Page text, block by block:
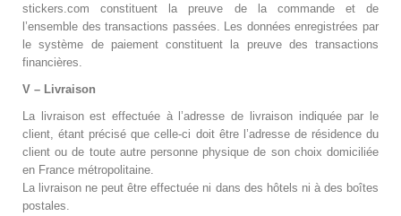
stickers.com constituent la preuve de la commande et de
l’ensemble des transactions passées. Les données enregistrées par
le système de paiement constituent la preuve des transactions
financières.
V – Livraison
La livraison est effectuée à l’adresse de livraison indiquée par le
client, étant précisé que celle-ci doit être l’adresse de résidence du
client ou de toute autre personne physique de son choix domiciliée
en France métropolitaine.
La livraison ne peut être effectuée ni dans des hôtels ni à des boîtes
postales.